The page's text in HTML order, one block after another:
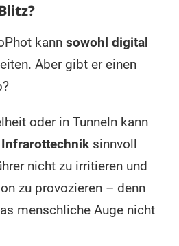
kann sowohl digital
Aber gibt er einen
oder in Tunneln kann
Infrarottechnik sinnvoll
nicht zu irritieren und
zu provozieren – denn
menschliche Auge nicht